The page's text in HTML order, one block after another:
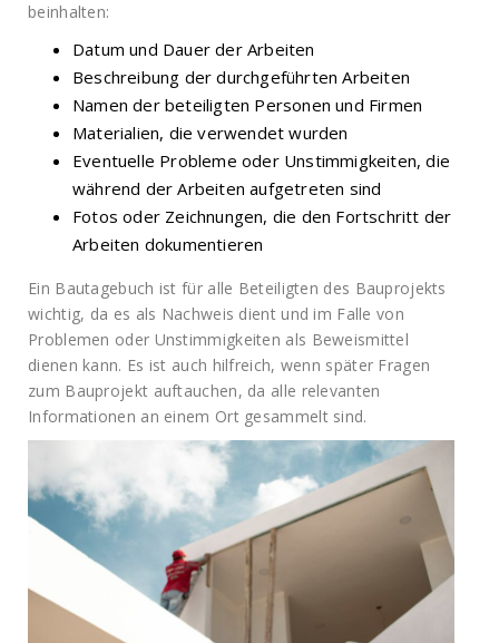
beinhalten:
Datum und Dauer der Arbeiten
Beschreibung der durchgeführten Arbeiten
Namen der beteiligten Personen und Firmen
Materialien, die verwendet wurden
Eventuelle Probleme oder Unstimmigkeiten, die
während der Arbeiten aufgetreten sind
Fotos oder Zeichnungen, die den Fortschritt der
Arbeiten dokumentieren
Ein Bautagebuch ist für alle Beteiligten des Bauprojekts
wichtig, da es als Nachweis dient und im Falle von
Problemen oder Unstimmigkeiten als Beweismittel
dienen kann. Es ist auch hilfreich, wenn später Fragen
zum Bauprojekt auftauchen, da alle relevanten
Informationen an einem Ort gesammelt sind.